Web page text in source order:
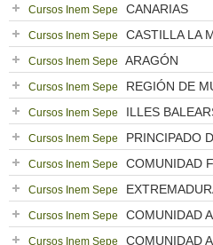
Cursos Inem Sepe CANARIAS
Cursos Inem Sepe CASTILLA LA
Cursos Inem Sepe ARAGÓN
Cursos Inem Sepe REGIÓN DE
Cursos Inem Sepe ILLES
Cursos Inem Sepe PRINCIPADO
Cursos Inem Sepe COMUNIDAD
Cursos Inem Sepe
Cursos Inem Sepe COMUNIDAD
Cursos Inem Sepe COMUNIDAD